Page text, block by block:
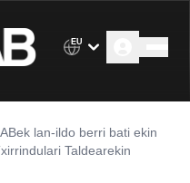
EU
lan-ildo berri bati ekin
Taldearekin